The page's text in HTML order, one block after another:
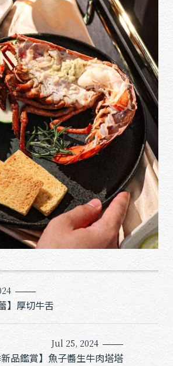
】厚切牛舌
Jul 25, 2024
新品鑑賞】魚子醬生牛肉塔塔